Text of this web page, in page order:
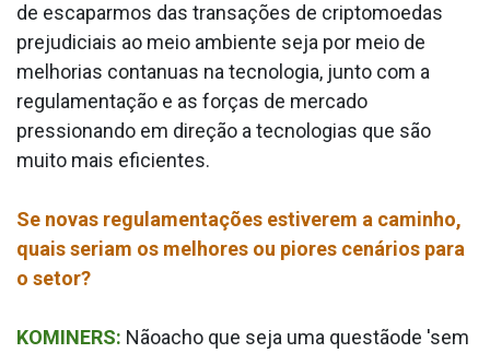
de escaparmos das transações de criptomoedas
prejudiciais ao meio ambiente seja por meio de
melhorias conta­nuas na tecnologia, junto com a
regulamentação e as forças de mercado
pressionando em direção a tecnologias que são
muito mais eficientes.
Se novas regulamentações estiverem a caminho,
quais seriam os melhores ou piores cenários para
o setor?
KOMINERS: Nãoacho que seja uma questãode 'sem